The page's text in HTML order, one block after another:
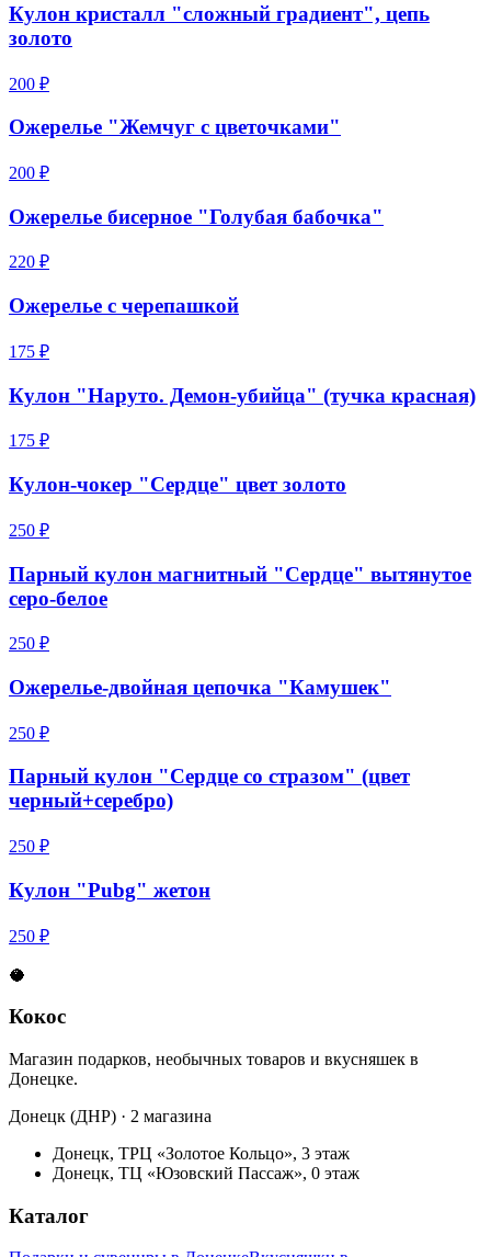
Кулон кристалл "сложный градиент", цепь
золото
200 ₽
Ожерелье "Жемчуг с цветочками"
200 ₽
Ожерелье бисерное "Голубая бабочка"
220 ₽
Ожерелье c черепашкой
175 ₽
Кулон "Наруто. Демон-убийца" (тучка красная)
175 ₽
Кулон-чокер "Сердце" цвет золото
250 ₽
Парный кулон магнитный "Сердце" вытянутое
серо-белое
250 ₽
Ожерелье-двойная цепочка "Камушек"
250 ₽
Парный кулон "Сердце со стразом" (цвет
черный+серебро)
250 ₽
Кулон "Pubg" жетон
250 ₽
🥥
Кокос
Магазин подарков, необычных товаров и вкусняшек в
Донецке.
Донецк (ДНР) · 2 магазина
Донецк, ТРЦ «Золотое Кольцо», 3 этаж
Донецк, ТЦ «Юзовский Пассаж», 0 этаж
Каталог